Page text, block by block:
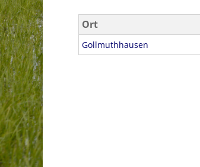
Ort
Gollmuthhausen